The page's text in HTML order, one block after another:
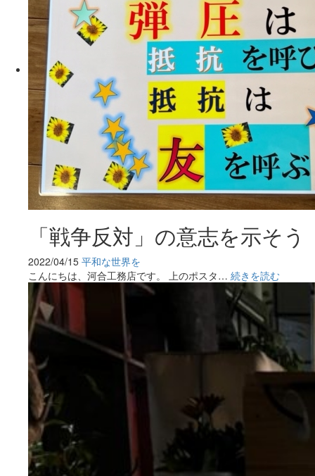
「戦争反対」の意志を示そう
2022/04/15 平和な世界を
こんにちは、河合⼯務店です。 上のポスタ… 続きを読む